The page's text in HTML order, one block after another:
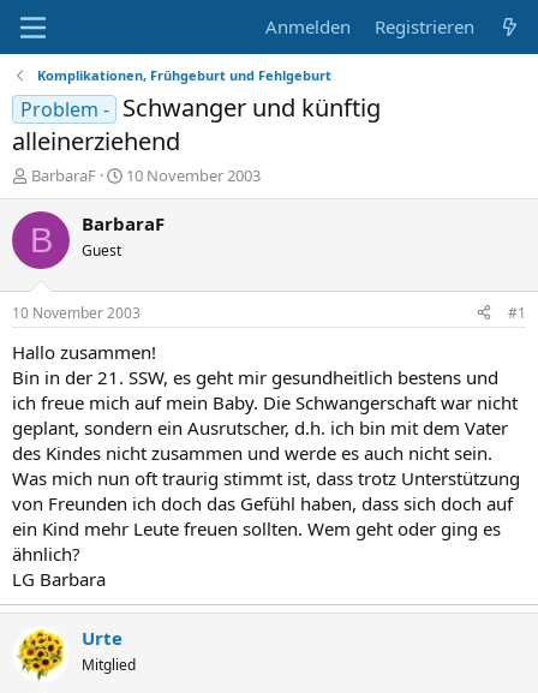
Anmelden Registrieren
Komplikationen, Frühgeburt und Fehlgeburt
Problem - Schwanger und künftig
alleinerziehend
E
r
s
e
r
BarbaraF
E
r
s
l
t
a
m
10 November 2003
B BarbaraF
Guest
10 November 2003 #1
Hallo zusammen!
Bin in der 21. SSW, es geht mir gesundheitlich bestens und
ich freue mich auf mein Baby. Die Schwangerschaft war nicht
geplant, sondern ein Ausrutscher, d.h. ich bin mit dem Vater
des Kindes nicht zusammen und werde es auch nicht sein.
Was mich nun oft traurig stimmt ist, dass trotz Unterstützung
von Freunden ich doch das Gefühl haben, dass sich doch auf
ein Kind mehr Leute freuen sollten. Wem geht oder ging es
ähnlich?
LG Barbara
Urte
Mitglied